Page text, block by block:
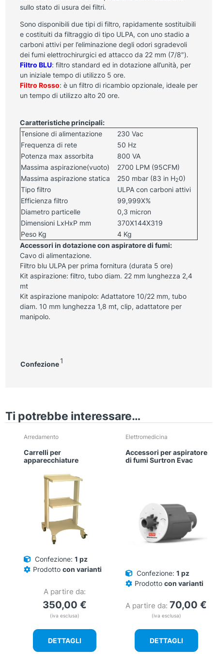
sullo stato di usura dei filtri.
Sono disponibili due tipi di filtro, rapidamente sostituibili
e costituiti da filtraggio di tipo ULPA, con uno stadio a
carboni attivi per l’eliminazione degli odori sgradevoli
dei fumi elettrochirurgici ed attacco da 22 mm (7/8″).
Filtro BLU: filtro standard ed in dotazione all’unità, per
un iniziale tempo di utilizzo 5 ore.
Filtro Rosso: è un filtro di ricambio opzionale, ideale per
un tempo di utilizzo alto 20 ore.
Caratteristiche principali:
Tensione di alimentazione
230 Vac
Frequenza di rete
50 Hz
Potenza max assorbita
800 VA
Massima aspirazione(vuoto)
2700 LPM (95CFM)
Massima aspirazione statica
250 mbar (83 in H20)
Tipo filtro
ULPA con carboni attivi
Efficienza filtro
99,999X%
Diametro particelle
0,3 micron
Dimensioni LxHxP mm
370X144X319
Peso Kg
4 Kg
Accessori in dotazione con aspiratore di fumi:
Cavo di alimentazione.
Filtro blu ULPA per prima fornitura (durata 5 ore)
Kit aspirazione: filtro, tubo diam. 22 mm lunghezza 2,4
mt
Kit aspirazione manipolo: Adattatore 10/22 mm, tubo
diam. 10 mm lunghezza 1,8 mt, clip, adattatore per
manipolo.
Confezione 1
Ti potrebbe interessare…
Arredamento
Carrelli per
apparecchiature
Confezione: 1 pz
Prodotto con varianti
A partire da:
350,00 €
(iva esclusa)
DETTAGLI
Elettromedicina
Accessori per aspiratore
di fumi Surtron Evac
Confezione: 1 pz
Prodotto con varianti
A partire da: 70,00 €
(iva esclusa)
DETTAGLI